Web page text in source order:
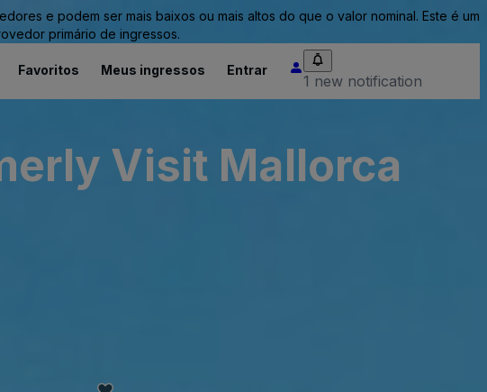
e podem ser mais baixos ou mais altos do que o valor nominal. Este é um
primário de ingressos.
Favoritos Meus ingressos Entrar
1 new notification
Visit Mallorca